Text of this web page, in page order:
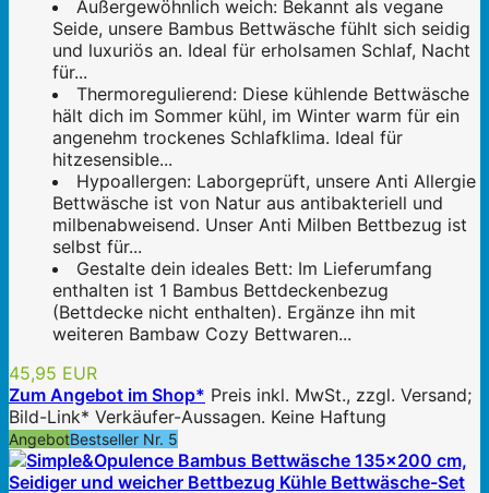
Außergewöhnlich weich: Bekannt als vegane
Seide, unsere Bambus Bettwäsche fühlt sich seidig
und luxuriös an. Ideal für erholsamen Schlaf, Nacht
für...
Thermoregulierend: Diese kühlende Bettwäsche
hält dich im Sommer kühl, im Winter warm für ein
angenehm trockenes Schlafklima. Ideal für
hitzesensible...
Hypoallergen: Laborgeprüft, unsere Anti Allergie
Bettwäsche ist von Natur aus antibakteriell und
milbenabweisend. Unser Anti Milben Bettbezug ist
selbst für...
Gestalte dein ideales Bett: Im Lieferumfang
enthalten ist 1 Bambus Bettdeckenbezug
(Bettdecke nicht enthalten). Ergänze ihn mit
weiteren Bambaw Cozy Bettwaren...
45,95 EUR
Zum Angebot im Shop* Preis inkl. MwSt., zzgl. Versand;
Bild-Link* Verkäufer-Aussagen. Keine Haftung
AngebotBestseller Nr. 5